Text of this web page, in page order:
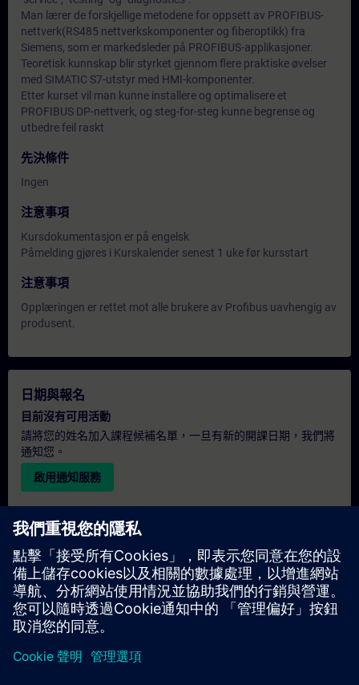
Man lærer de forskjellige metodene for oppsett av PROFIBUS-
nettverk(RS485 nettverkskomponenter og fiberoptikk) fra
Siemens, som er markedsleder på PROFIBUS-applikasjoner.
Teoretisk kunnskap blir styrket gjennom flere praktiske øvelser
med SIMATIC S7-utstyr med HMI-komponenter.
Etter kurset vil man kunne installere og optimalisere et
PROFIBUS DP-nettverk, og steg-for-steg kunne begrense og
utbedre feil raskt
先決條件
Ingen
注意事項
Kursdokumentasjon er på engelsk
Påmelding gjøres i Kurskalender senest 1 uke før kursstart
注意事項
Opplæringen er rettet mot alle brukere av Profibus uavhengig av
produsent.
日期與報名
目前沒有可用活動
請將您的姓名加入課程候補名單，一旦有新的開課日期，我們將
通知您。
啟用通知服務
個人化報價
若您需要此培訓課程的標準報價單（例如供採購部門使用），請
點擊下方連結。您需先提供一些個人資料，之後我們將透過電子
郵件寄送報價單給您。
提供報價